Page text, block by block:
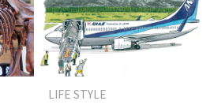
LIFE STYLE